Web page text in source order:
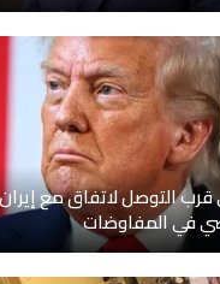
قرب التوصل لاتفاق مع
في المفاوضات